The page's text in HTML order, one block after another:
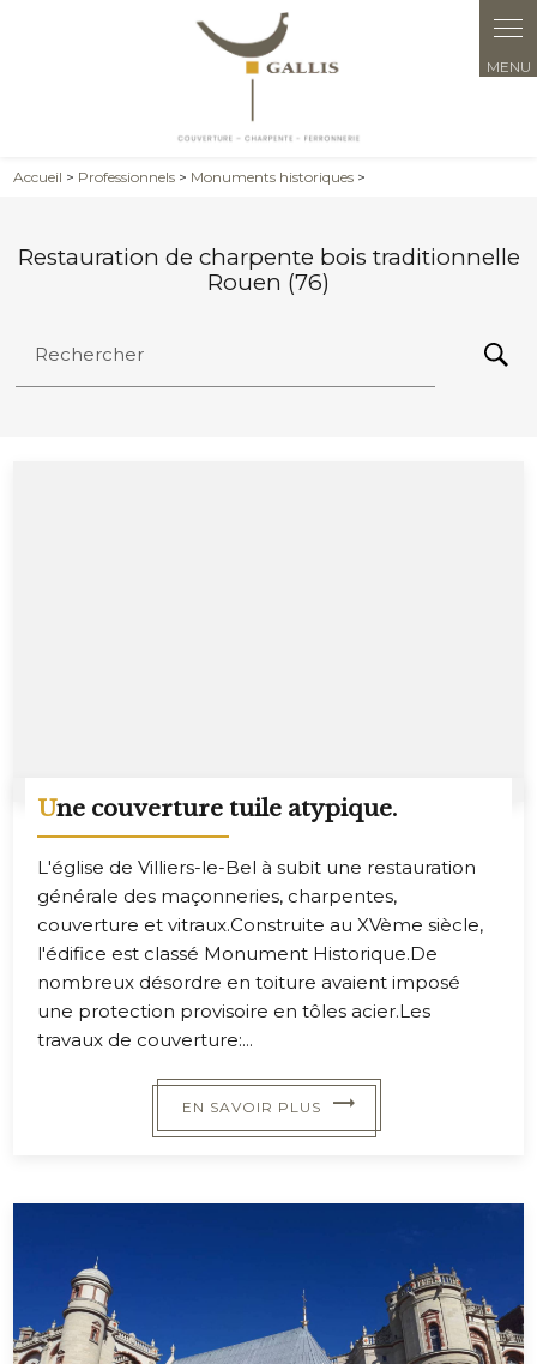
Accueil > Professionnels > Monuments historiques >
Restauration de charpente bois traditionnelle
Rouen (76)
Rechercher
Une couverture tuile atypique.
L'église de Villiers-le-Bel à subit une restauration
générale des maçonneries, charpentes,
couverture et vitraux.Construite au XVème siècle,
l'édifice est classé Monument Historique.De
nombreux désordre en toiture avaient imposé
une protection provisoire en tôles acier.Les
travaux de couverture:...
EN SAVOIR PLUS
Panneau de gestion des cookies